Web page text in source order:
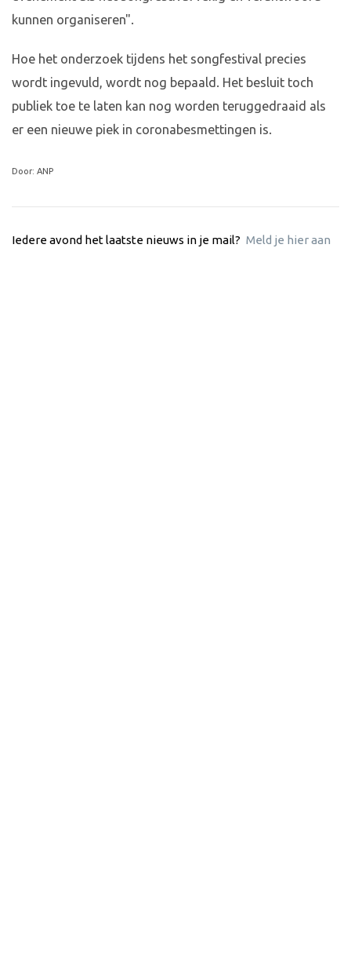
kunnen organiseren".
Hoe het onderzoek tijdens het songfestival precies
wordt ingevuld, wordt nog bepaald. Het besluit toch
publiek toe te laten kan nog worden teruggedraaid als
er een nieuwe piek in coronabesmettingen is.
Door: ANP
Iedere avond het laatste nieuws in je mail? Meld je hier aan